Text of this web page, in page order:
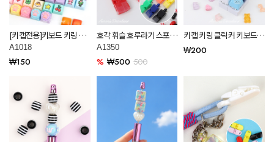
[키캡전용]키보드 키링 스
트레스 해소 클릭커 부자재
A1018
A1018
₩150
호각 휘슬 호루라기 스포츠
훈련 호신용품 키링 부자재
A1350
A1350
% ₩500 500
키캡 키링 클릭커 키보드
키링용 DIY 파츠 데코덴 재
료 모음
₩200